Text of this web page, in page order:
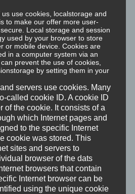
stille Meditation, zähle deine
Emotionen oder Symbole
mal ein oder zwei Atemzüge
Gedanken, Emotionen
und sie alle dann gehen lässt
zählst. Nimm dir ein
aufgetauchten wichtigen
Symbolen beschäftigen magst, dann
selbst ist dies nicht erforderlich.
und unbewusst zu erfahren, in
diese Emotion eintreten könntest
dir zur Verfügung stehen
use cookies, localstorage and
to make our offer more user-
Local storage and session
used by your browser to store
or mobile device. Cookies are
in a computer system via an
prevent the use of cookies,
by setting them in your
servers use cookies. Many
called cookie ID. A cookie ID
of the cookie. It consists of a
which Internet pages and
to the specific Internet
cookie was stored. This
sites and servers to
browser of the dats
browsers that contain
Internet browser can be
using the unique cookie